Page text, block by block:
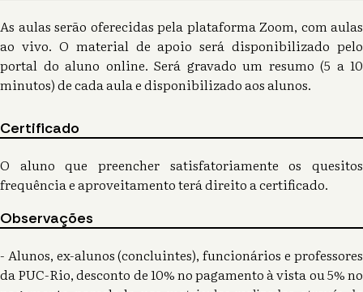
As aulas serão oferecidas pela plataforma Zoom, com aulas
ao vivo. O material de apoio será disponibilizado pelo
portal do aluno online. Será gravado um resumo (5 a 10
minutos) de cada aula e disponibilizado aos alunos.
Certificado
O aluno que preencher satisfatoriamente os quesitos
frequência e aproveitamento terá direito a certificado.
Observações
- Alunos, ex-alunos (concluintes), funcionários e professores
da PUC-Rio, desconto de 10% no pagamento à vista ou 5% no